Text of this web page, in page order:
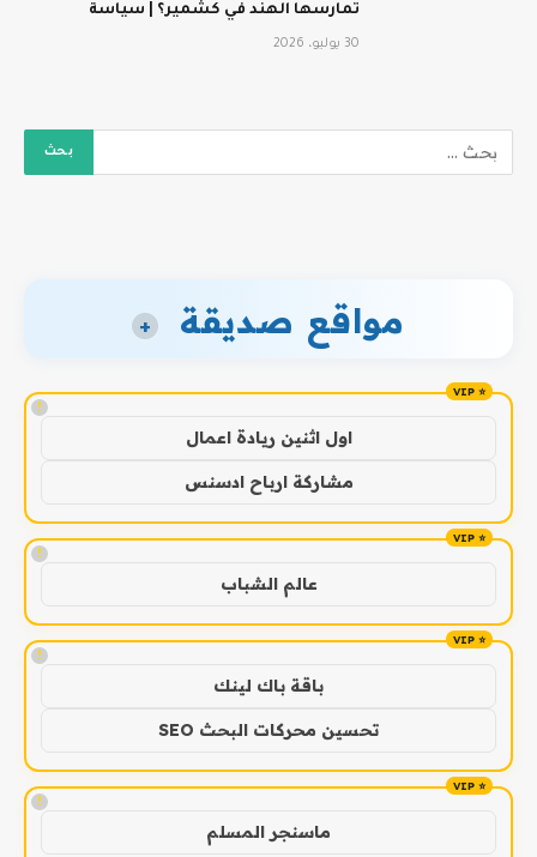
تمارسها الهند في كشمير؟ | سياسة
30 يوليو، 2026
مواقع صديقة +
!
اول اثنين ريادة اعمال
مشاركة ارباح ادسنس
!
عالم الشباب
!
باقة باك لينك
تحسين محركات البحث SEO
!
ماسنجر المسلم